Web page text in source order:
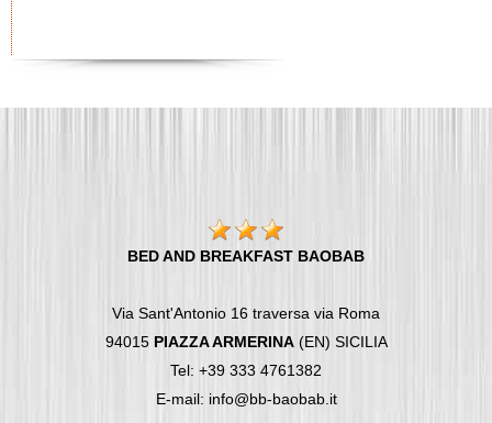
BED AND BREAKFAST BAOBAB
Via Sant'Antonio 16 traversa via Roma
94015 PIAZZA ARMERINA(EN) SICILIA
Tel: +39 333 4761382
E-mail: info@bb-baobab.it